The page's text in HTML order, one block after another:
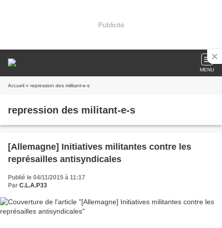
Publicité
MENU
Accueil » repression des militant-e-s
repression des militant-e-s
[Allemagne] Initiatives militantes contre les
représailles antisyndicales
Publié le 04/11/2015 à 11:17
Par C.L.A.P33